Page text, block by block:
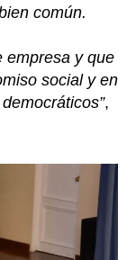
común.
empresa y que
social y en
,